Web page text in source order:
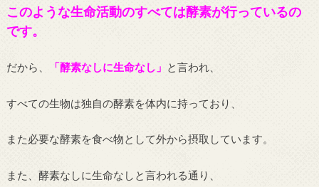
このような生命活動のすべては酵素が行っているの
です。
だから、 「酵素なしに生命なし」 と言われ、
すべての生物は独自の酵素を体内に持っており、
また必要な酵素を食べ物として外から摂取しています。
また、酵素なしに生命なしと言われる通り、